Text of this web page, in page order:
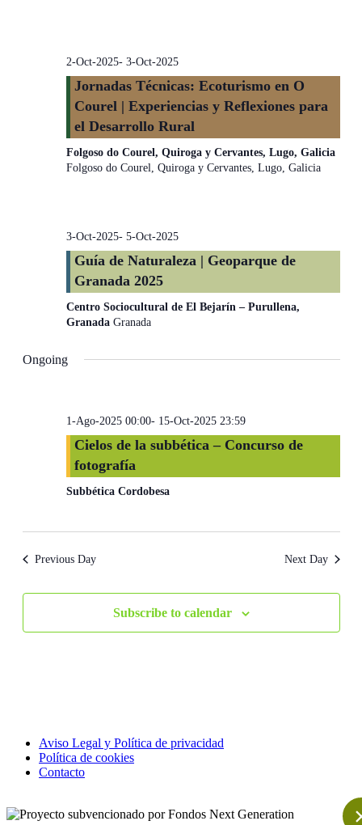
2-Oct-2025- 3-Oct-2025
Jornadas Técnicas: Ecoturismo en O
Courel | Experiencias y Reflexiones para
el Desarrollo Rural
Folgoso do Courel, Quiroga y Cervantes, Lugo, Galicia
Folgoso do Courel, Quiroga y Cervantes, Lugo, Galicia
3-Oct-2025- 5-Oct-2025
Guía de Naturaleza | Geoparque de
Granada 2025
Centro Sociocultural de El Bejarín – Purullena,
Granada Granada
Ongoing
1-Ago-2025 00:00- 15-Oct-2025 23:59
Cielos de la subbética – Concurso de
fotografía
Subbética Cordobesa
Previous Day Next Day
Subscribe to calendar
Aviso Legal y Política de privacidad
Política de cookies
Contacto